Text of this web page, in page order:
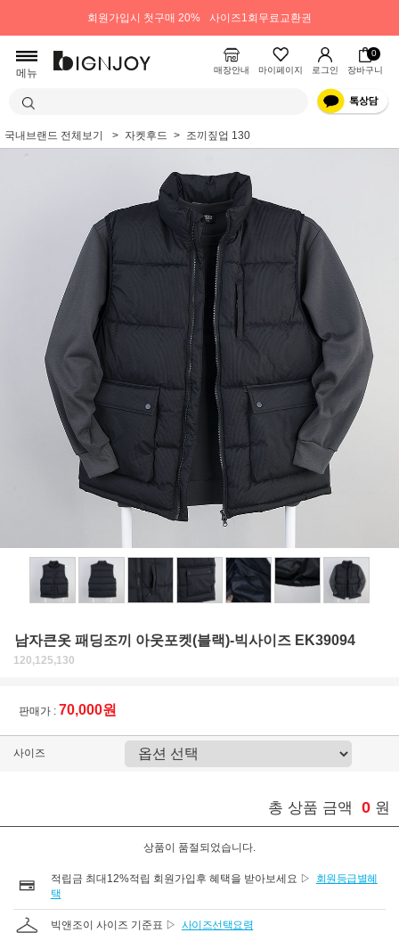
회원가입시 첫구매 20% 사이즈1회무료교환권
메뉴 매장안내 마이페이지 로그인
0
장바구니
국내브랜드 전체보기 자켓후드 조끼짚업 130
남자큰옷 패딩조끼 아웃포켓(블랙)-빅사이즈 EK39094
120,125,130
판매가 : 70,000원
사이즈
총 상품 금액 0 원
상품이 품절되었습니다.
적립금 최대12%적립 회원가입후 혜택을 받아보세요 ▷
회원등급별혜
택
빅앤조이 사이즈 기준표 ▷ 사이즈선택요령